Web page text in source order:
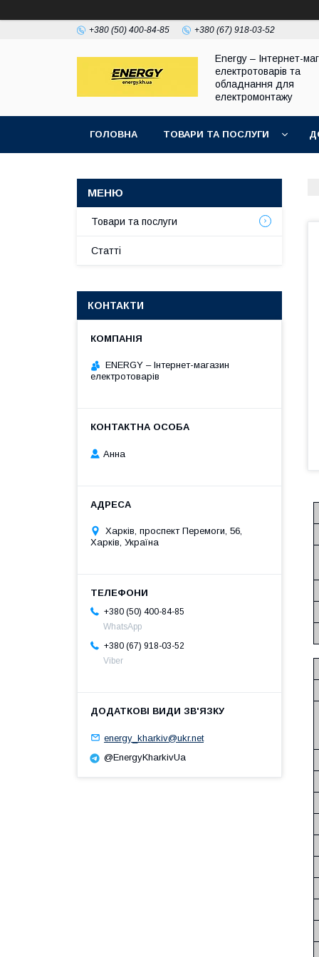
+380 (50) 400-84-85 +380 (67) 918-03-52
Energy – Інтернет-
електротоварів та
обладнання для
електромонтажу
ГОЛОВНА ТОВАРИ ТА ПОСЛУГИ
Товари та послуги
Статті
КОНТАКТИ
ENERGY – Інтернет-магазин
електротоварів
Анна
Харків, проспект Перемоги, 56,
Харків, Україна
+380 (50) 400-84-85
WhatsApp
+380 (67) 918-03-52
Viber
energy_kharkiv@ukr.net
@EnergyKharkivUa